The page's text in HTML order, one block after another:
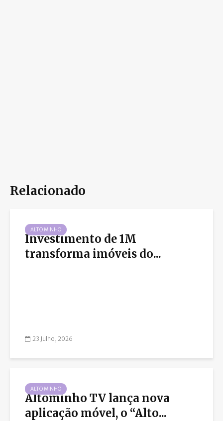
Relacionado
ALTO MINHO
Investimento de 1M
transforma imóveis do...
23 Julho, 2026
ALTO MINHO
Altominho TV lança nova
aplicação móvel, o “Alto...